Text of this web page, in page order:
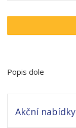
Popis dole
Akční nabídky